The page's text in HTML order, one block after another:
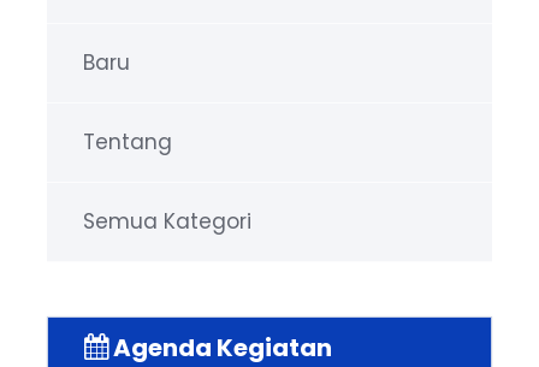
Baru
Tentang
Semua Kategori
Agenda Kegiatan